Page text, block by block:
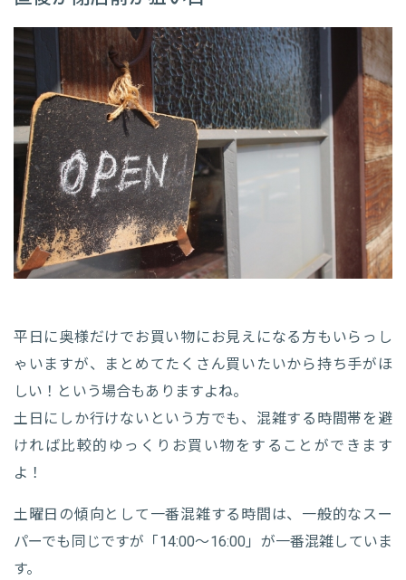
平日に奥様だけでお買い物にお見えになる方もいらっし
ゃいますが、まとめてたくさん買いたいから持ち手がほ
しい！という場合もありますよね。
土日にしか行けないという方でも、混雑する時間帯を避
ければ比較的ゆっくりお買い物をすることができます
よ！
土曜日の傾向として一番混雑する時間は、一般的なスー
パーでも同じですが「14:00～16:00」が一番混雑していま
す。